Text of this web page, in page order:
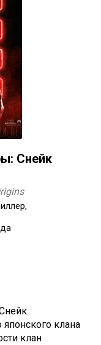
Снейк
клана
клан